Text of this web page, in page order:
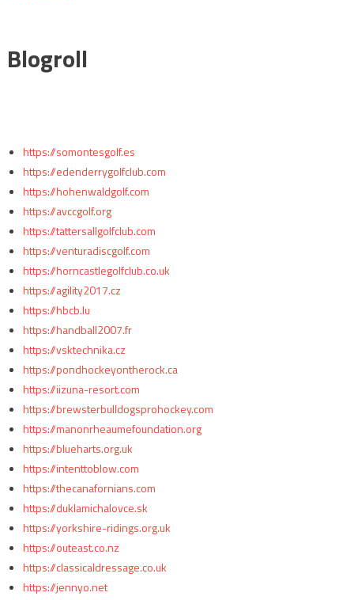
Blogroll
https://somontesgolf.es
https://edenderrygolfclub.com
https://hohenwaldgolf.com
https://avccgolf.org
https://tattersallgolfclub.com
https://venturadiscgolf.com
https://horncastlegolfclub.co.uk
https://agility2017.cz
https://hbcb.lu
https://handball2007.fr
https://vsktechnika.cz
https://pondhockeyontherock.ca
https://iizuna-resort.com
https://brewsterbulldogsprohockey.com
https://manonrheaumefoundation.org
https://blueharts.org.uk
https://intenttoblow.com
https://thecanafornians.com
https://duklamichalovce.sk
https://yorkshire-ridings.org.uk
https://outeast.co.nz
https://classicaldressage.co.uk
https://jennyo.net